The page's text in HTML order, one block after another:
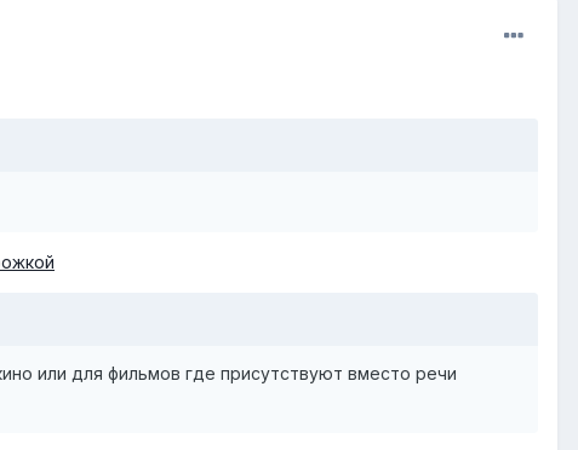
или для фильмов где присутствуют вместо речи